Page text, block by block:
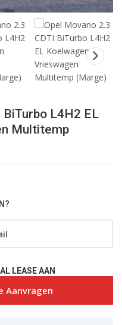
BiTurbo L4H2 EL
Multitemp
LEASE AAN
Aanvragen